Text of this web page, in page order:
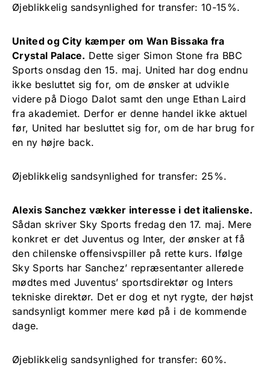
Øjeblikkelig sandsynlighed for transfer: 10-15%.
United og City kæmper om Wan Bissaka fra
Crystal Palace. Dette siger Simon Stone fra BBC
Sports onsdag den 15. maj. United har dog endnu
ikke besluttet sig for, om de ønsker at udvikle
videre på Diogo Dalot samt den unge Ethan Laird
fra akademiet. Derfor er denne handel ikke aktuel
før, United har besluttet sig for, om de har brug for
en ny højre back.
Øjeblikkelig sandsynlighed for transfer: 25%.
Alexis Sanchez vækker interesse i det italienske.
Sådan skriver Sky Sports fredag den 17. maj. Mere
konkret er det Juventus og Inter, der ønsker at få
den chilenske offensivspiller på rette kurs. Ifølge
Sky Sports har Sanchez’ repræsentanter allerede
mødtes med Juventus’ sportsdirektør og Inters
tekniske direktør. Det er dog et nyt rygte, der højst
sandsynligt kommer mere kød på i de kommende
dage.
Øjeblikkelig sandsynlighed for transfer: 60%.